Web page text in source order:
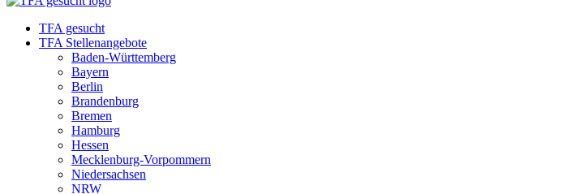
TFA gesucht
TFA Stellenangebote
Baden-Württemberg
Bayern
Berlin
Brandenburg
Bremen
Hamburg
Hessen
Mecklenburg-Vorpommern
Niedersachsen
NRW